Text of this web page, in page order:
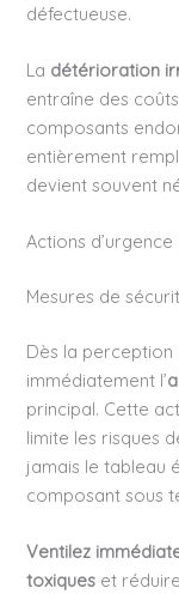
défectueuse.
La détérioration
entraîne des
composants
entièrement
devient souvent
Actions
Mesures de
Dès la perception
immédiatement l’
principal. Cette
limite les risques
jamais le tableau
composant sous
Ventilez
toxiques et